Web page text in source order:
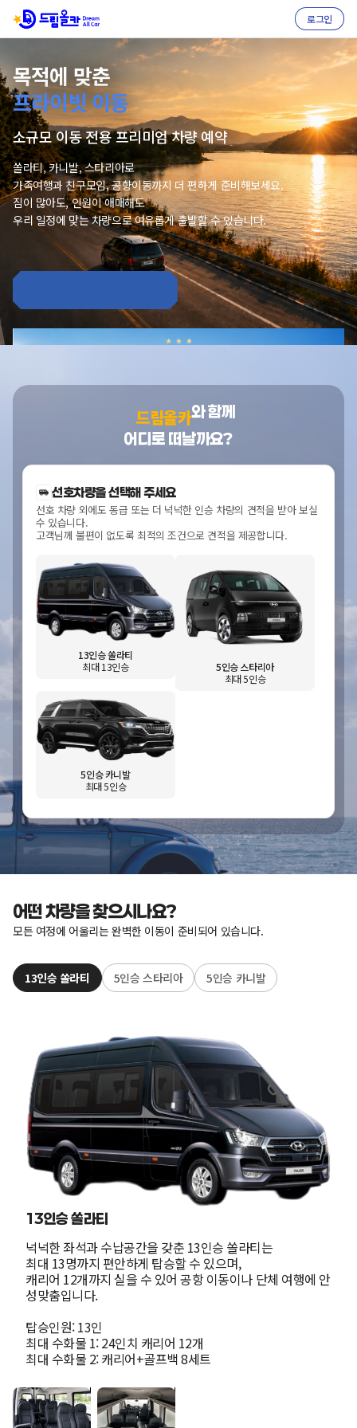
로그인
우리끼리 떠나는 여행,
이동도더 여유롭게
쏠라티∙카니발∙스타리아 프리미엄 예약 서비스
단체버스는 부담스럽고, 승용차 여러 대는 불편할 때
우리 일행만 편하게 이동할 수 있는 차량을 선택해보세요.
가족여행, 친구모임, 공항이동, 골프모임까지
일정에 맞는 차량으로 더 여유로운 이동을 시작하세요.
집앞에서부터 공항까지,
우아하고편안하게
쏠라티∙카니발∙스타리아 맞춤 차량 예약
단체버스는 부담스럽고, 승용차는 불편할 때
소규모 이동에 딱 맞는 차량으로 편하게 이동해보세요.
가족여행, 친구모임, 비즈니스 일정, 골프모임까지
원하는 목적에 맞춰 더 스마트하게 예약할 수 있습니다.
목적에 맞춘
프라이빗 이동
소규모 이동 전용 프리미엄 차량 예약
쏠라티, 카니발, 스타리아로
가족여행과 친구모임, 공향이동까지 더 편하게 준비해보세요.
짐이 많아도, 인원이 애매해도
우리 일정에 맞는 차량으로 여유롭게 출발할 수 있습니다.
한 대로
쏠라티, 카니발, 스타리아 중
우리 인원과 일정에 맞는 차량을 간편하게 선택해보세요.
가족여행, 친구모임, 공항이동, 골프모임까지
부담은 줄이고 이동의 편안함은 높여드립니다.
드림올카와 함께
어디로 떠날까요?
선호차량을 선택해 주세요
선호 차량 외에도 동급 또는 더 넉넉한 인승 차량의 견적을 받아 보실
수 있습니다.
고객님께 불편이 없도록 최적의 조건으로 견적을 제공합니다.
13인승 쏠라티
최대 13인승
5인승 스타리아
최대 5인승
5인승 카니발
최대 5인승
어떤 차량을 찾으시나요?
모든 여정에 어울리는 완벽한 이동이 준비되어 있습니다.
13인승 쏠라티 5인승 스타리아 5인승 카니발
13인승 쏠라티
넉넉한 좌석과 수납공간을 갖춘 13인승 쏠라티는
최대 13명까지 편안하게 탑승할 수 있으며,
캐리어 12개까지 실을 수 있어 공항 이동이나 단체 여행에 안
성맞춤입니다.
탑승인원: 13인
최대 수화물 1: 24인치 캐리어 12개
최대 수화물 2: 캐리어+골프백 8세트